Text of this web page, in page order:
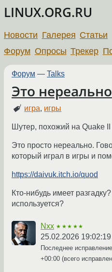
LINUX.ORG.RU
Новости Галерея Статьи
Форум Опросы Трекер
Форум — Talks
Это нереально
игра, игры
Шутер, похожий на Quake
Это просто нереально.
который играл в игры и
https://daivuk.itch.io/quod
Кто-нибудь имеет
используется?
Nxx ★★★★★
25.02.2026
Последнее
+00:00 (всего